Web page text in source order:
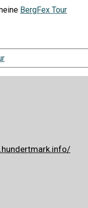
BergFex Tour